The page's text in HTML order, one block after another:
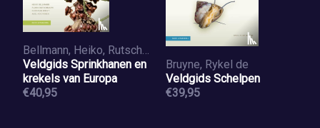
Bellmann, Heiko, Rutschmann, Florin, Roesti, Christian, Hochkirch, Axel
Veldgids Sprinkhanen en
krekels van Europa
€40,95
Bruyne, Rykel de
Veldgids Schelpen
€39,95